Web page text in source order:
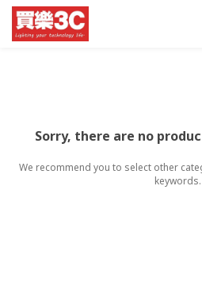
Sorry, there are no
We recommend you to select other
keywords.